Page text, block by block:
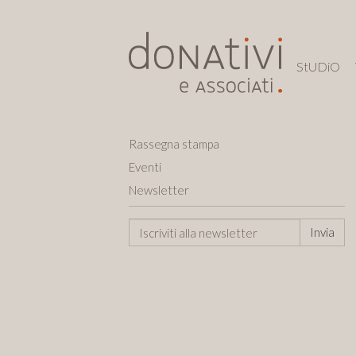
StUDiO
Rassegna stampa
Eventi
Newsletter
Invia